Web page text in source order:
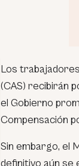
Los
(CAS) recibirán
el Gobierno
Compensación
Sin embargo, el
definitivo aún se